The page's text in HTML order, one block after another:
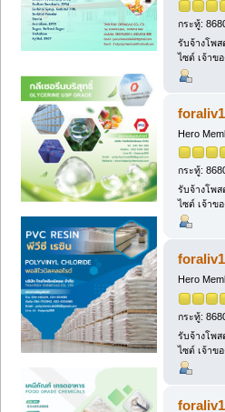
กระทู้:
รับจ้างโพส
ไซต์ เจ้าข
Hero
กระทู้:
รับจ้างโพส
ไซต์ เจ้าข
Hero
กระทู้:
รับจ้างโพส
ไซต์ เจ้าข